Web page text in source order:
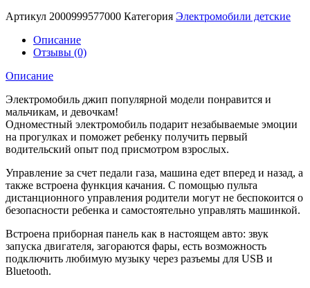
Артикул 2000999577000 Категория Электромобили детские
Описание
Отзывы (0)
Описание
Электромобиль джип популярной модели понравится и
мальчикам, и девочкам!
Одноместный электромобиль подарит незабываемые эмоции
на прогулках и поможет ребенку получить первый
водительский опыт под присмотром взрослых.
Управление за счет педали газа, машина едет вперед и назад, а
также встроена функция качания. С помощью пульта
дистанционного управления родители могут не беспокоится о
безопасности ребенка и самостоятельно управлять машинкой.
Встроена приборная панель как в настоящем авто: звук
запуска двигателя, загораются фары, есть возможность
подключить любимую музыку через разъемы для USB и
Bluetooth.